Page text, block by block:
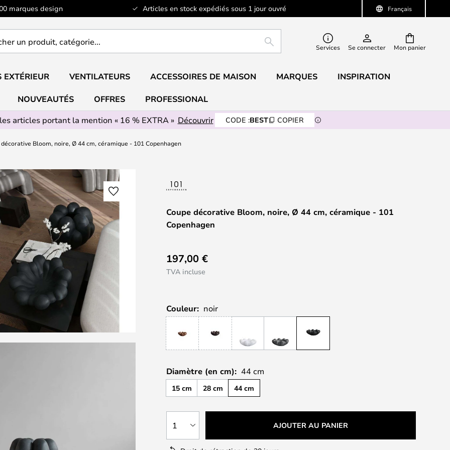
Français
marques design Articles en stock expédiés sous 1 jour ouvré
Mon panier
RECHERCHERServices Se connecter
EXTÉRIEUR VENTILATEURS ACCESSOIRES DE MAISON MARQUES INSPIRATION
NOUVEAUTÉS OFFRES
PROFESSIONAL
articles portant la mention « 16 % EXTRA » Découvrir CODE :BEST COPIER
décorative Bloom, noire, Ø 44 cm, céramique - 101 Copenhagen
Coupe décorative Bloom, noire, Ø 44 cm, céramique - 101
Copenhagen
197,00 €
TVA incluse
Couleur: noir
Diamètre (en cm): 44 cm
15 cm 28 cm 44 cm
1 AJOUTER AU PANIER